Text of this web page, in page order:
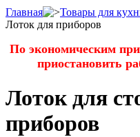
Главная Товары для
Лоток для приборов
По экономическим
приостановить
Лоток для
приборов